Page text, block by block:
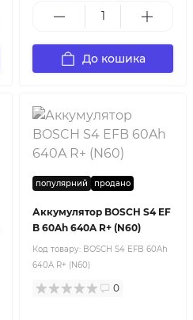
До кошика
популярний продано
Аккумулятор BOSCH S4 EF
B 60Ah 640A R+ (N60)
Код товару: BOSCH S4 EFB 60Ah
640A R+ (N60)
0